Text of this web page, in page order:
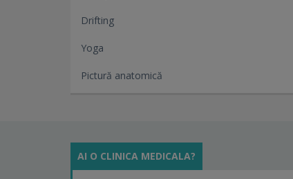
Drifting
Yoga
Pictură anatomică
AI O CLINICA MEDICALA?